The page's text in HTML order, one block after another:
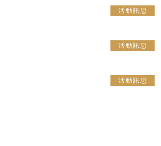
活動訊息
活動訊息
活動訊息